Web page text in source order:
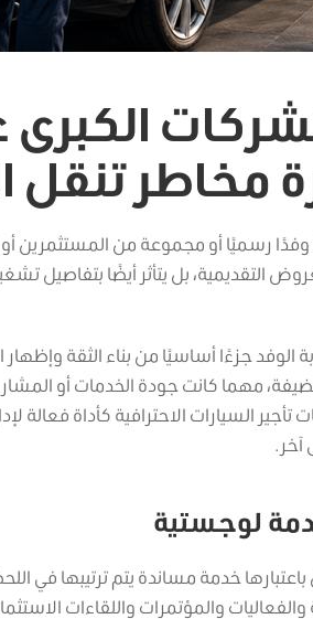
الكبرى
مخاطر تنقل
رسميًا أو مجموعة من المستثمرين أو
التقديمية، بل يتأثر أيضًا بتفاصيل
الوفد جزءًا أساسيًا من بناء الثقة
مهما كانت جودة الخدمات أو
تأجير السيارات الاحترافية كأداة فعالة
آخر.
لوجستية
خدمة مساندة يتم ترتيبها في
والفعاليات والمؤتمرات واللقاءات